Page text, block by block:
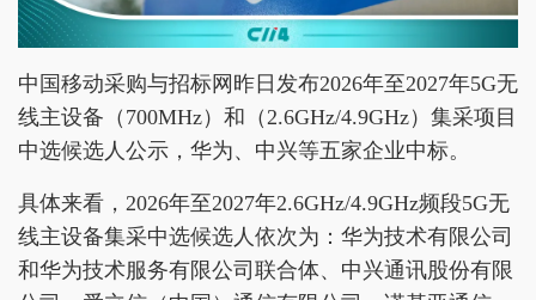
中国移动采购与招标网昨日发布2026年至2027年5G无
线主设备（700MHz）和（2.6GHz/4.9GHz）集采项目
中选候选人公示，华为、中兴等五家企业中标。
具体来看，2026年至2027年2.6GHz/4.9GHz频段5G无
线主设备集采中选候选人依次为：华为技术有限公司
和华为技术服务有限公司联合体、中兴通讯股份有限